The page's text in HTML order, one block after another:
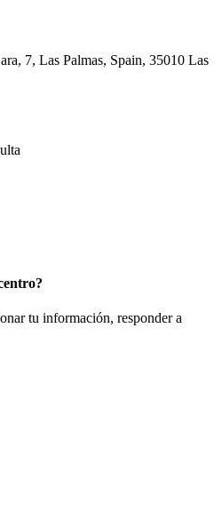
7, Las Palmas, Spain, 35010 Las
tu información, responder a